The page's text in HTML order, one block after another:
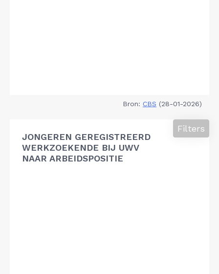
Bron: CBS (28-01-2026)
JONGEREN GEREGISTREERD
WERKZOEKENDE BIJ UWV
NAAR ARBEIDSPOSITIE
Filters